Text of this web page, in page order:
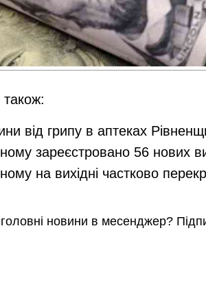
також:
від грипу в аптеках
зареєстровано 56 нових
на вихідні частково
новини в месенджер?